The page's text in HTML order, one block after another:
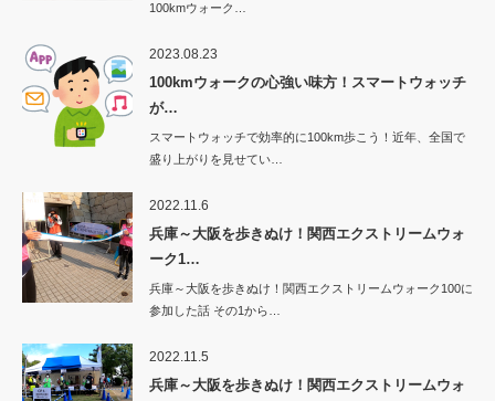
100kmウォーク…
2023.08.23
100kmウォークの心強い味方！スマートウォッチ
が…
スマートウォッチで効率的に100km歩こう！近年、全国で
盛り上がりを見せてい…
2022.11.6
兵庫～大阪を歩きぬけ！関西エクストリームウォ
ーク1…
兵庫～大阪を歩きぬけ！関西エクストリームウォーク100に
参加した話 その1から…
2022.11.5
兵庫～大阪を歩きぬけ！関西エクストリームウォ